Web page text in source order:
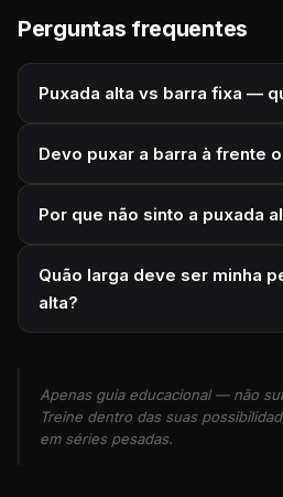
Perguntas frequentes
Puxada alta vs barra fixa —
Devo puxar a barra à frente
Por que não sinto a puxada
Quão larga deve ser minha
alta?
Apenas guia educacional — não
Treine dentro das suas
em séries pesadas.